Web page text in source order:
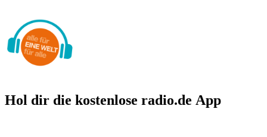
Hol dir die kostenlose radio.de App